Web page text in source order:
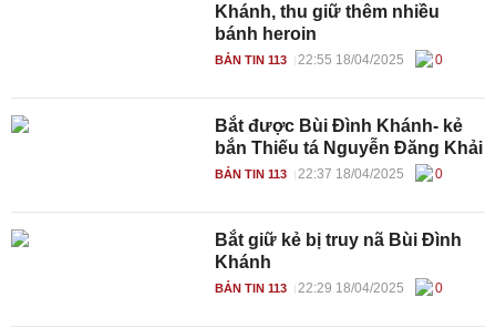
Khánh, thu giữ thêm nhiều
bánh heroin
BẢN TIN 113 22:55 18/04/2025 0
Bắt được Bùi Đình Khánh- kẻ
bắn Thiếu tá Nguyễn Đăng Khải
BẢN TIN 113 22:37 18/04/2025 0
Bắt giữ kẻ bị truy nã Bùi Đình
Khánh
BẢN TIN 113 22:29 18/04/2025 0